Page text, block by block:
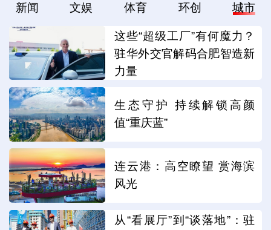
新闻 文娱 体育 环创 城市
这些“超级工厂”有何魔力？
驻华外交官解码合肥智造新
力量
生态守护 持续解锁高颜
值“重庆蓝”
连云港：高空瞭望 赏海滨
风光
从“看展厅”到“谈落地”：驻